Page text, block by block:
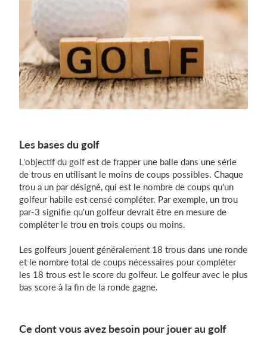
Les bases du golf
L'objectif du golf est de frapper une balle dans une série
de trous en utilisant le moins de coups possibles. Chaque
trou a un par désigné, qui est le nombre de coups qu'un
golfeur habile est censé compléter. Par exemple, un trou
par-3 signifie qu'un golfeur devrait être en mesure de
compléter le trou en trois coups ou moins.
Les golfeurs jouent généralement 18 trous dans une ronde
et le nombre total de coups nécessaires pour compléter
les 18 trous est le score du golfeur. Le golfeur avec le plus
bas score à la fin de la ronde gagne.
Ce dont vous avez besoin pour jouer au golf